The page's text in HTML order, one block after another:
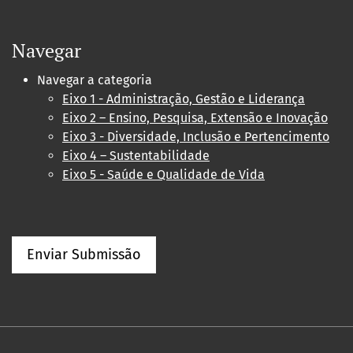
Navegar
Navegar a categoria
Eixo 1 - Administração, Gestão e Liderança
Eixo 2 – Ensino, Pesquisa, Extensão e Inovação
Eixo 3 - Diversidade, Inclusão e Pertencimento
Eixo 4 – Sustentabilidade
Eixo 5 - Saúde e Qualidade de Vida
Enviar Submissão